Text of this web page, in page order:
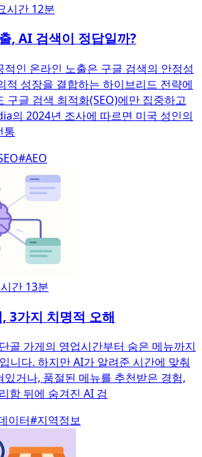
시간 12분
, AI 검색이 정답일까?
인 온라인 노출은 구글 검색의 안정성
적 성장을 결합하는 하이브리드 전략에
구글 검색 최적화(SEO)에만 집중하고
의 2024년 조사에 따르면 미국 성인의
통
#AEO
간 13분
3가지 치명적 오해
골 가게의 영업시간부터 숨은 메뉴까지
니다. 하지만 AI가 알려준 시간에 맞춰
거나, 품절된 메뉴를 추천받은 경험,
함 뒤에 숨겨진 AI 검
이터#지역정보